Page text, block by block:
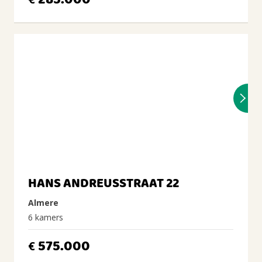
HANS ANDREUSSTRAAT 22
Almere
6 kamers
€ 575.000